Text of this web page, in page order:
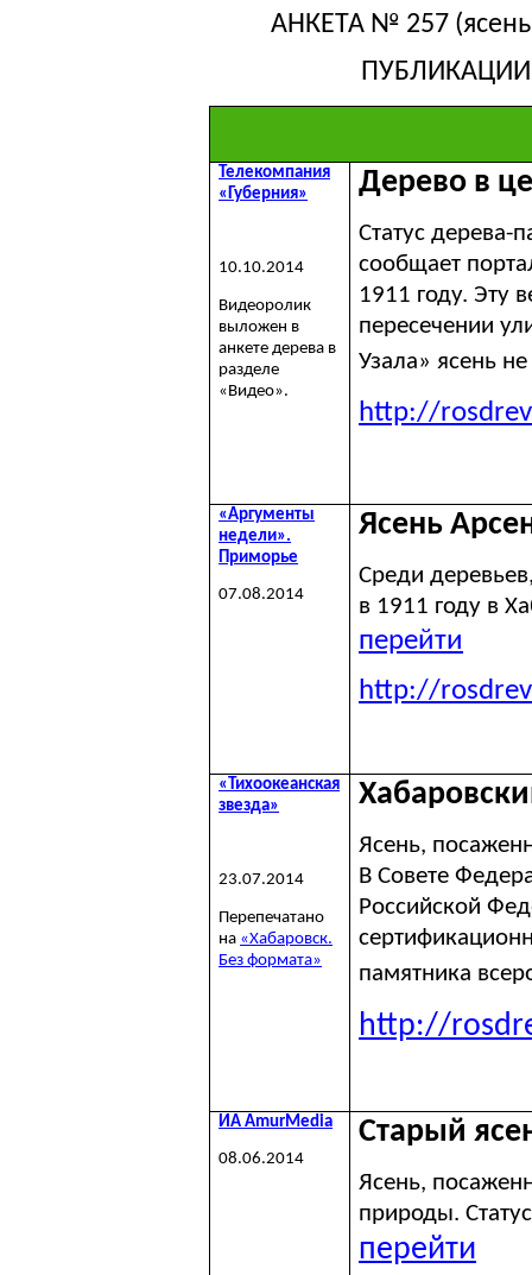
АНКЕТА № 257
Телекомпания
«Губерния»
10.10.2014
Видеоролик
выложен в
анкете дерева в
разделе
«Видео».
Дерево в
Статус дерева-
сообщает
1911 году. Эту
пересечении
Узала» ясень
http://
«Аргументы
недели».
Приморье
07.08.2014
Ясень
Среди
в 1911 году в
перейти
http://
«Тихоокеанская
звезда»
23.07.2014
Перепечатано
на «Хабаровск.
Без формата»
Ясень,
В Совете
Российской
памятника
http://
ИАAmurMedia
08.06.2014
Старый
Ясень,
природы.
перейти